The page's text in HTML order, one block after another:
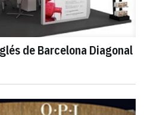
de Barcelona Diagonal